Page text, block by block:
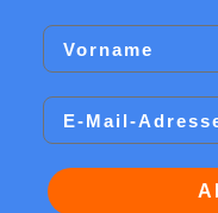
Vorname
Email